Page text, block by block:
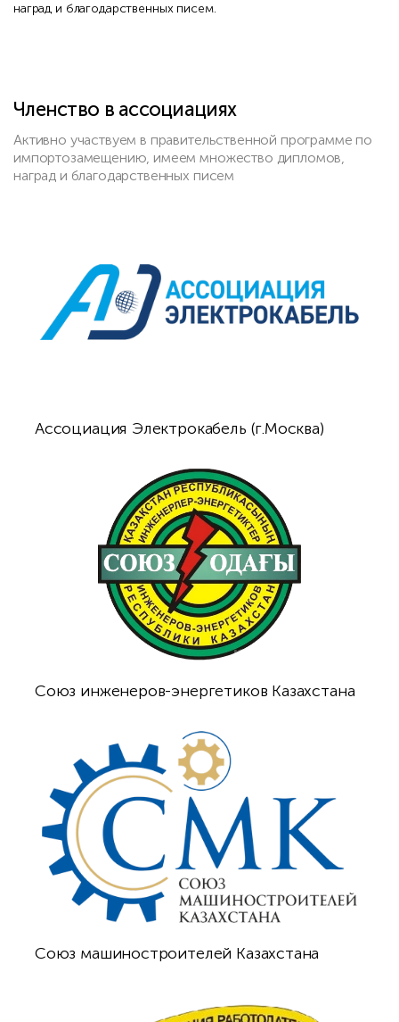
наград и благодарственных писем.
Членство в ассоциациях
Активно участвуем в правительственной программе по
импортозамещению, имеем множество дипломов,
наград и благодарственных писем
Ассоциация Электрокабель (г.Москва)
Союз инженеров-энергетиков Казахстана
Союз машиностроителей Казахстана